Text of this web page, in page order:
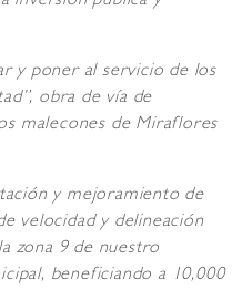
y poner al servicio de los
obra de vía de
malecones de Miraflores
y mejoramiento de
velocidad y delineación
zona 9 de nuestro
beneficiando a 10,000